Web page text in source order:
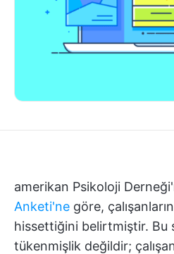
amerikan Psikoloji
Anketi'ne göre,
hissettiğini belirtmiştir. Bu
tükenmişlik değildir;